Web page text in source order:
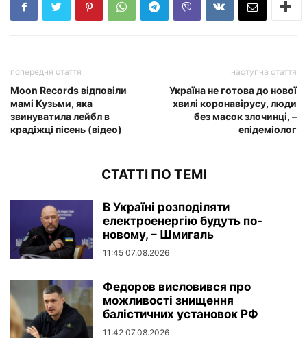
попередня стаття
Moon Records відповіли
мамі Кузьми, яка
звинуватила лейбл в
крадіжці пісень (відео)
наступна стаття
Україна не готова до нової
хвилі коронавірусу, люди
без масок злочинці, –
епідеміолог
СТАТТІ ПО ТЕМІ
В Україні розподіляти
електроенергію будуть по-
новому, – Шмигаль
11:45 07.08.2026
Федоров висловився про
можливості знищення
балістичних установок РФ
11:42 07.08.2026